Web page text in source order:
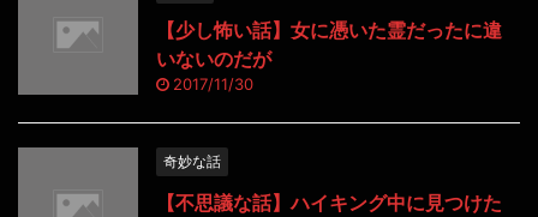
【少し怖い話】女に憑いた霊だったに違
いないのだが
2017/11/30
奇妙な話
【不思議な話】ハイキング中に見つけた